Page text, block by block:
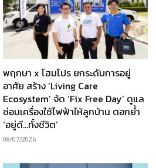
พฤกษา x โฮมโปร ยกระดับการอยู่
อาศัย สร้าง ‘Living Care
Ecosystem’ จัด ‘Fix Free Day’ ดูแล
ซ่อมเครื่องใช้ไฟฟ้าให้ลูกบ้าน ตอกย้ำ
‘อยู่ดี…ทั้งชีวิต’
08/07/2026